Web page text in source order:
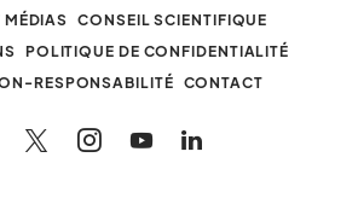
MÉDIAS
CONSEIL SCIENTIFIQUE
POLITIQUE DE CONFIDENTIALITÉ
RESPONSABILITÉ CONTACT